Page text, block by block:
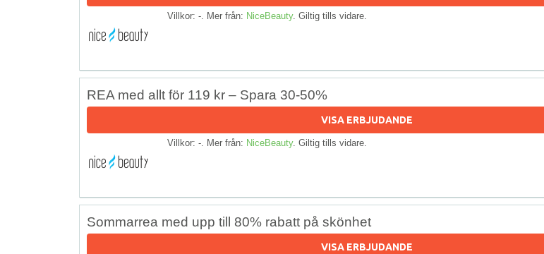
Villkor: -. Mer från: NiceBeauty. Giltig tills vidare.
REA med allt för 119 kr – Spara 30-50%
VISA ERBJUDANDE
Villkor: -. Mer från: NiceBeauty. Giltig tills vidare.
Sommarrea med upp till 80% rabatt på skönhet
VISA ERBJUDANDE